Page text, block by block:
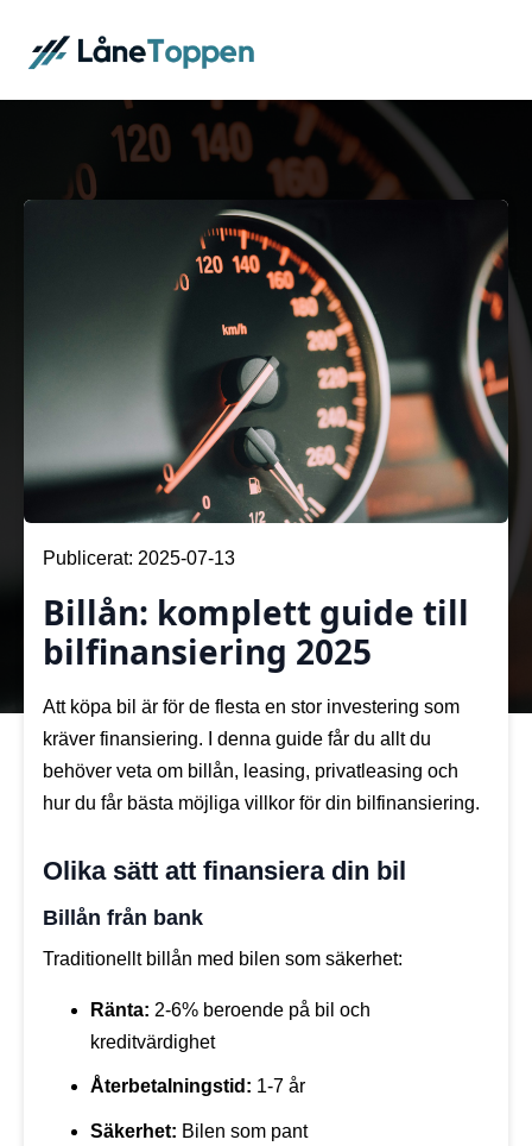
Publicerat: 2025-07-13
Billån: komplett guide till
bilfinansiering 2025
Att köpa bil är för de flesta en stor investering som
kräver finansiering. I denna guide får du allt du
behöver veta om billån, leasing, privatleasing och
hur du får bästa möjliga villkor för din bilfinansiering.
Olika sätt att finansiera din bil
Billån från bank
Traditionellt billån med bilen som säkerhet:
Ränta: 2-6% beroende på bil och
kreditvärdighet
Återbetalningstid: 1-7 år
Säkerhet: Bilen som pant